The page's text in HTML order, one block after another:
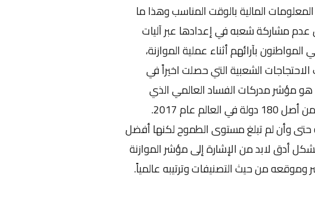
المالية بالوقت المناسب وهذا ما
مشاركة شعبه في إعدادها عبر آليات
بآرائهم أثناء عملية الموازنة،
الشعبية التي حصلت اخيراً في
مؤشر مدركات الفساد العالمي الذي
تصدره منظمة الشفافية العالمية وإحتلال العراق المرتبة 169 من أصل 180 دولة في العالم عام 2017.
حتى وأن لم تبلغ مستوى الطموح لكنها أفضل
أدق لابد من الإشارة إلى مؤشر الموازنة
من حيث التصنيفات وترتيبه عالمياً.